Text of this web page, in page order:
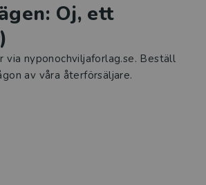
Oj, ett
via nyponochviljaforlag.se. Beställ
av våra återförsäljare.